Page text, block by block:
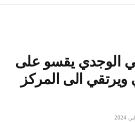
الوجدي يقسو على
الى المركز